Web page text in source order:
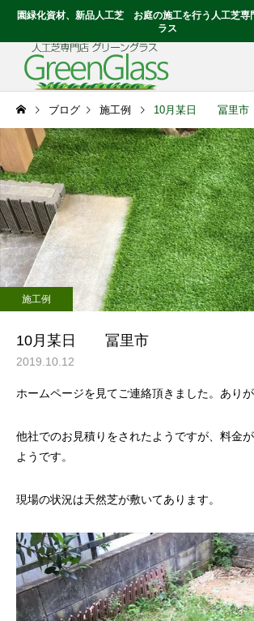
園緑化資材、新品人工芝 お庭の施工を行う人工芝専
ラス
ブログ 施工例 10月某日 冨里市
施工例
10月某日 冨里市
2019.10.12
ホームページを見てご連絡頂きました。ありが
他社でのお見積りをされたようですが、料金
ようです。
現場の状況は天然芝が敷いてあります。